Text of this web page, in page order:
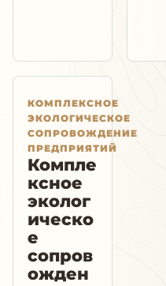
КОМПЛЕКСНОЕ
ЭКОЛОГИЧЕСКОЕ
СОПРОВОЖДЕНИЕ
ПРЕДПРИЯТИЙ
Компле
ксное
эколог
ическо
е
сопров
ожден